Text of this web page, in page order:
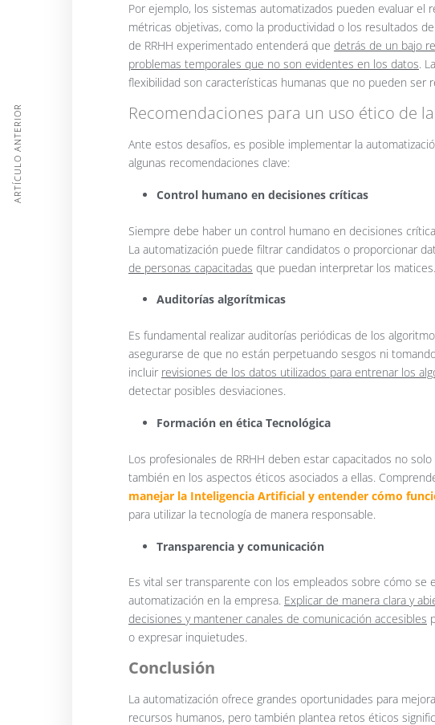
Por ejemplo, los sistemas automatizados pueden evaluar
métricas objetivas, como la productividad o los resultados
de RRHH experimentado entenderá que detrás de un bajo
problemas temporales que no son evidentes en los datos.
flexibilidad son características humanas que no pueden ser
Recomendaciones para un uso ético de
Ante estos desafíos, es posible implementar la
algunas recomendaciones clave:
Control humano en decisiones críticas
Siempre debe haber un control humano en decisiones
La automatización puede filtrar candidatos o proporcionar
de personas capacitadas que puedan interpretar los matices.
Auditorías algorítmicas
Es fundamental realizar auditorías periódicas de los
asegurarse de que no están perpetuando sesgos ni
incluir revisiones de los datos utilizados para entrenar los
detectar posibles desviaciones.
Formación en ética Tecnológica
Los profesionales de RRHH deben estar capacitados no
también en los aspectos éticos asociados a ellas.
manejar la Inteligencia Artificial y entender cómo
para utilizar la tecnología de manera responsable.
Transparencia y comunicación
Es vital ser transparente con los empleados sobre cómo se
automatización en la empresa. Explicar de manera clara y
decisiones y mantener canales de comunicación accesibles
o expresar inquietudes.
Conclusión
La automatización ofrece grandes oportunidades para
recursos humanos, pero también plantea retos éticos
ARTÍCULO ANTERIOR